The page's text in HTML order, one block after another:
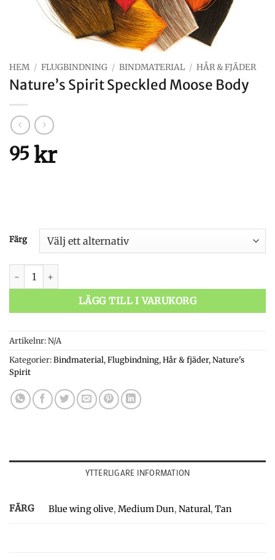
HEM / FLUGBINDNING / BINDMATERIAL / HÅR & FJÄDER
Nature’s Spirit Speckled Moose Body
95 kr
Färg
Nature's Spirit Speckled Moose Body mängd
LÄGG TILL I VARUKORG
Artikelnr:N/A
Kategorier:Bindmaterial,Flugbindning,Hår & fjäder,Nature's
Spirit
YTTERLIGARE INFORMATION
FÄRG Blue wing olive,Medium Dun,Natural,Tan